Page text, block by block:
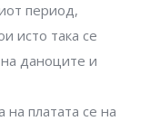
период,
исто така се
даноците и
платата се на